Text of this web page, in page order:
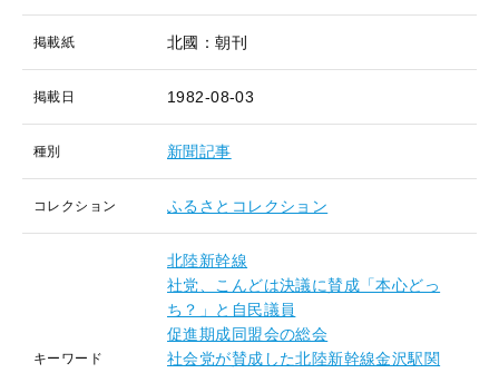
掲載紙 北國：朝刊
掲載日 1982-08-03
種別 新聞記事
コレクション ふるさとコレクション
キーワード
北陸新幹線
社党、こんどは決議に賛成「本心どっ
ち？」と自民議員
促進期成同盟会の総会
社会党が賛成した北陸新幹線金沢駅関